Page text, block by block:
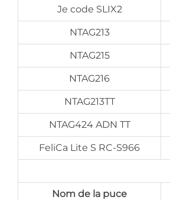
Je code SLIX2
NTAG213
NTAG215
NTAG216
NTAG213TT
NTAG424 ADN TT
FeliCa Lite S RC-S966
Nom de la puce